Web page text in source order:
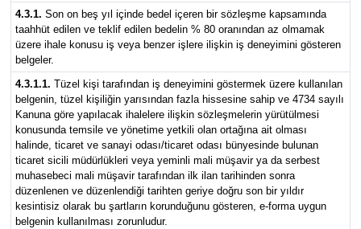
4.3.1. Son on beş yıl içinde bedel içeren bir sözleşme kapsamında
taahhüt edilen ve teklif edilen bedelin % 80 oranından az olmamak
üzere ihale konusu iş veya benzer işlere ilişkin iş deneyimini gösteren
belgeler.
4.3.1.1. Tüzel kişi tarafından iş deneyimini göstermek üzere kullanılan
belgenin, tüzel kişiliğin yarısından fazla hissesine sahip ve 4734 sayılı
Kanuna göre yapılacak ihalelere ilişkin sözleşmelerin yürütülmesi
konusunda temsile ve yönetime yetkili olan ortağına ait olması
halinde, ticaret ve sanayi odası/ticaret odası bünyesinde bulunan
ticaret sicili müdürlükleri veya yeminli mali müşavir ya da serbest
muhasebeci mali müşavir tarafından ilk ilan tarihinden sonra
düzenlenen ve düzenlendiği tarihten geriye doğru son bir yıldır
kesintisiz olarak bu şartların korunduğunu gösteren, e-forma uygun
belgenin kullanılması zorunludur.